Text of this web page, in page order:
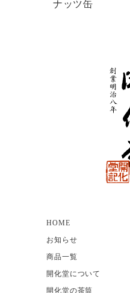
ナッツ缶
HOME
お知らせ
商品一覧
開化堂について
開化堂の茶筒